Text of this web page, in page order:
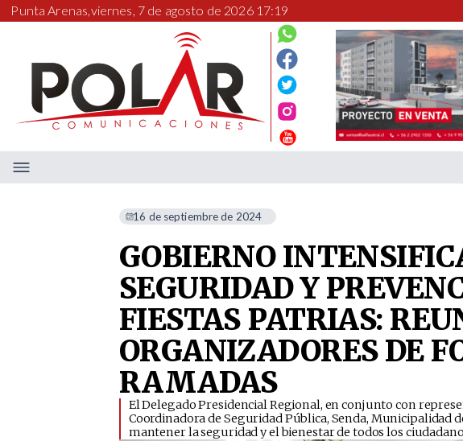
Punta Arenas,viernes, 7 de agosto de 2026 17:19
16 de septiembre de 2024
GOBIERNO
SEGURIDAD Y
FIESTAS PATRIAS:
ORGANIZADORES DE
RAMADAS
​El Delegado Presidencial Regional, en conjunto con
Coordinadora de Seguridad Pública, Senda, Municipalidad
mantener la seguridad y el bienestar de todos los